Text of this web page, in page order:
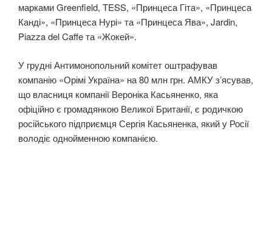
марками Greenfield, TESS, «Принцеса Гіта», «Принцеса
Канді», «Принцеса Нурі» та «Принцеса Ява», Jardin,
Piazza del Caffe та «Жокей».
У грудні Антимонопольний комітет оштрафував
компанію «Орімі Україна» на 80 млн грн. АМКУ з’ясував,
що власниця компанії Вероніка Касьяненко, яка
офіційно є громадянкою Великої Британії, є родичкою
російського підприємця Сергія Касьяненка, який у Росії
володіє однойменною компанією.